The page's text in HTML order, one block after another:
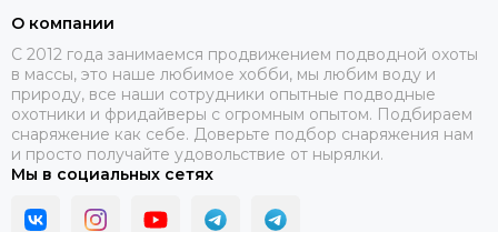
О компании
C 2012 года занимаемся продвижением подводной охоты
в массы, это наше любимое хобби, мы любим воду и
природу, все наши сотрудники опытные подводные
охотники и фридайверы с огромным опытом. Подбираем
снаряжение как себе. Доверьте подбор снаряжения нам
и просто получайте удовольствие от нырялки.
Мы в социальных сетях